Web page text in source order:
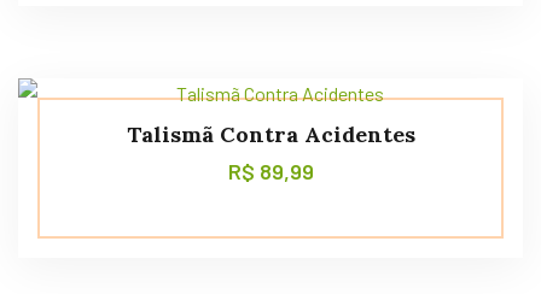
Talismã Contra Acidentes
R$ 89,99